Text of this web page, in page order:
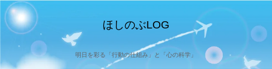
ほしのぶLOG
明日を彩る「行動の仕組み」と「心の科学」